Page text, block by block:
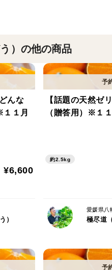
）の他の商品
んな
１月
¥6,600
）
【話題の天然ゼ
（贈答用）※１
約2.5kg
愛媛県八
極尽道